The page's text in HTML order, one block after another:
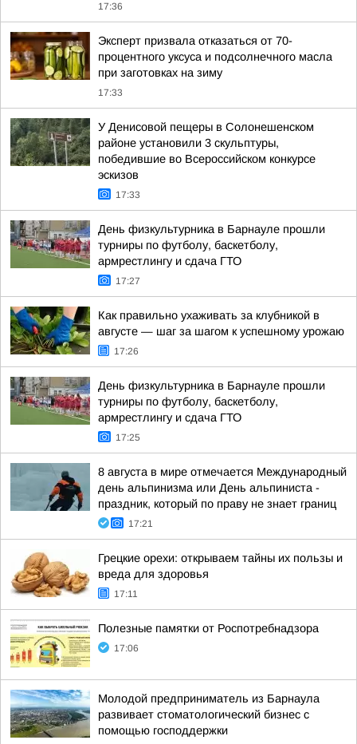
17:36
Эксперт призвала отказаться от 70-
процентного уксуса и подсолнечного масла
при заготовках на зиму
17:33
У Денисовой пещеры в Солонешенском
районе установили 3 скульптуры,
победившие во Всероссийском конкурсе
эскизов
17:33
День физкультурника в Барнауле прошли
турниры по футболу, баскетболу,
армрестлингу и сдача ГТО
17:27
Как правильно ухаживать за клубникой в
августе — шаг за шагом к успешному урожаю
17:26
День физкультурника в Барнауле прошли
турниры по футболу, баскетболу,
армрестлингу и сдача ГТО
17:25
8 августа в мире отмечается Международный
день альпинизма или День альпиниста -
праздник, который по праву не знает границ
17:21
Грецкие орехи: открываем тайны их пользы и
вреда для здоровья
17:11
Полезные памятки от Роспотребнадзора
17:06
Молодой предприниматель из Барнаула
развивает стоматологический бизнес с
помощью господдержки